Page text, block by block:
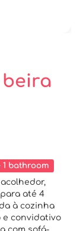
1 bathroom
até 4
à cozinha
e convidativo